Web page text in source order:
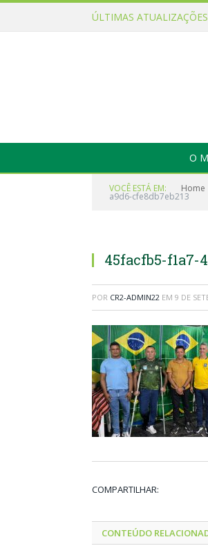
ÚLTIMAS
O
VOCÊ ESTÁ EM: Home
a9d6-cfe8db7eb213
45facfb5-f1a7-
POR CR2-ADMIN22 EM 9 DE
COMPARTILHAR:
CONTEÚDO